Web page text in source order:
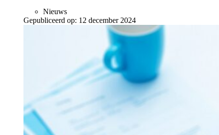
Nieuws
Gepubliceerd op: 12 december 2024